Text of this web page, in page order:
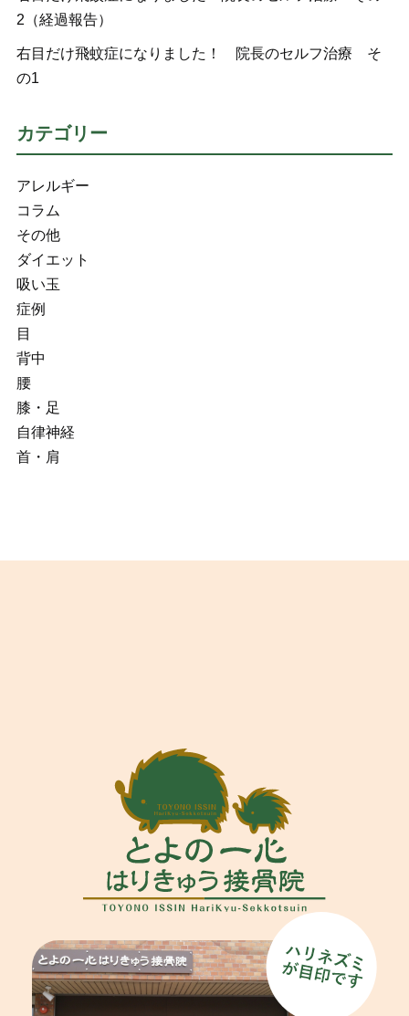
2（経過報告）
右目だけ飛蚊症になりました！ 院長のセルフ治療 そ
の1
カテゴリー
アレルギー
コラム
その他
ダイエット
吸い玉
症例
目
背中
腰
膝・足
自律神経
首・肩